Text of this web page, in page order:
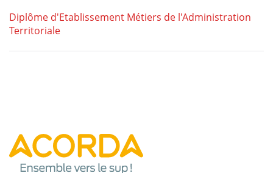
Diplôme d'Etablissement Métiers de l'Administration
Territoriale